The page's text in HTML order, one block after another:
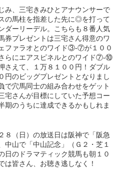
み、三宅きみひとアナウンサーで
の馬柱を指差した先に◎を打って
ダーリーデル。こちらも８番人気
券プレゼントは三宅さん得意のワ
ファラオとのワイド③-⑦が１００
らにエアスピネルとのワイド⑦-⑩
さえて、１万８１００円！ダブル
円のビッグプレゼントとなりまし
で穴馬同士の組み合わせをゲット
宅さんが目標にしていた予想コー
期のうちに達成できるかもしれま
８（日）の放送日は阪神で「阪急
中山で「中山記念」（Ｇ２・芝１
日のドラマティック競馬も朝１０
は皆さん、お聴き逃しなく！